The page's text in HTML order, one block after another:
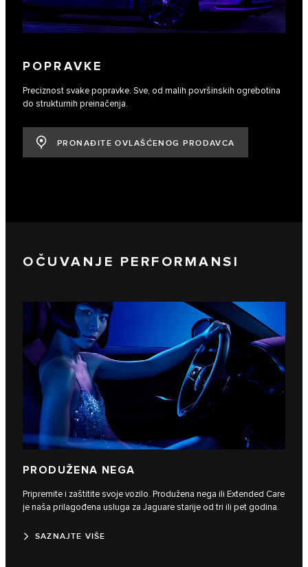
POPRAVKE
Preciznost svake popravke. Sve, od malih površinskih ogrebotina
do strukturnih preinačenja.
PRONAĐITE OVLAŠĆENOG PRODAVCA
OČUVANJE PERFORMANSI
PRODUŽENA NEGA
Pripremite i zaštitite svoje vozilo. Produžena nega ili Extended Care
je naša prilagođena usluga za Jaguare starije od tri ili pet godina.
SAZNAJTE VIŠE